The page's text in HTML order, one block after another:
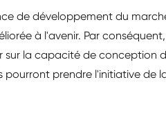
de développement du
à l'avenir. Par conséquent,
sur la capacité de conception
prendre l'initiative de